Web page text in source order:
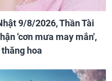
9/8/2026, Thần Tài
'cơn mưa may mắn',
hoa